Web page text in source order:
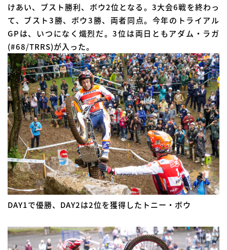
けあい、ブスト勝利、ボウ2位となる。3大会6戦を終わっ
て、ブスト3勝、ボウ3勝、両者同点。今年のトライアル
GPは、いつになく熾烈だ。3位は両日ともアダム・ラガ
(#68/TRRS)が入った。
DAY1で優勝、DAY2は2位を獲得したトニー・ボウ